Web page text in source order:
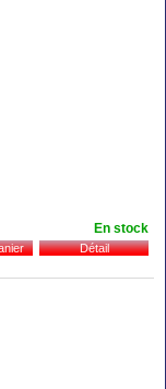
En stock